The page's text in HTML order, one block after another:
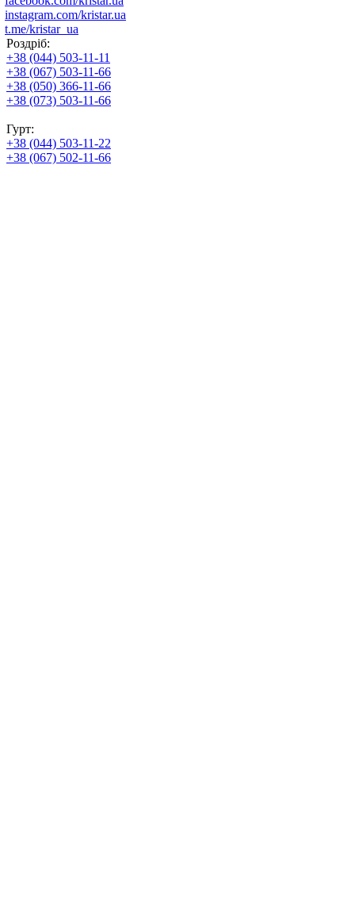
instagram.com/kristar.ua
t.me/kristar_ua
Роздріб:
+38 (044) 503-11-11
+38 (067) 503-11-66
+38 (050) 366-11-66
+38 (073) 503-11-66
Гурт:
+38 (044) 503-11-22
+38 (067) 502-11-66